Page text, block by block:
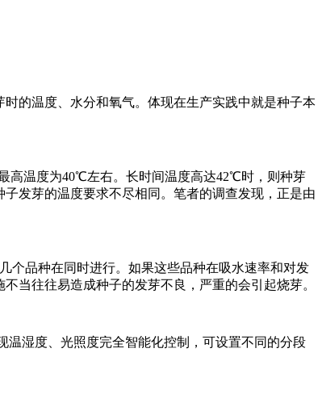
的温度、水分和氧气。体现在生产实践中就是种子本
高温度为40℃左右。长时间温度高达42℃时，则种芽
发芽的温度要求不尽相同。笔者的调查发现，正是由
个品种在同时进行。如果这些品种在吸水速率和对发
当往往易造成种子的发芽不良，严重的会引起烧芽。
温湿度、光照度完全智能化控制，可设置不同的分段